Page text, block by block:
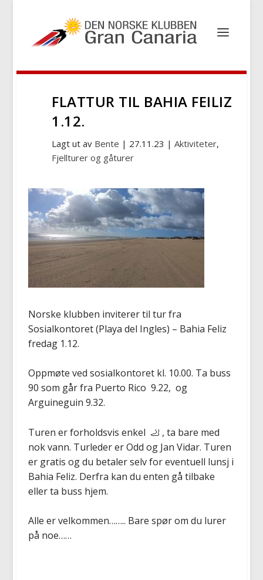
FLATTUR TIL BAHIA FEILIZ
1.12.
Lagt ut av Bente | 27.11.23 |Aktiviteter,
Fjellturer og gåturer
Norske klubben inviterer til tur fra
Sosialkontoret (Playa del Ingles) – Bahia Feliz
fredag 1.12.
Oppmøte ved sosialkontoret kl. 10.00. Ta buss
90 som går fra Puerto Rico 9.22, og
Arguineguin 9.32.
Turen er forholdsvis enkel 🦶 , ta bare med
nok vann. Turleder er Odd og Jan Vidar. Turen
er gratis og du betaler selv for eventuell lunsj i
Bahia Feliz. Derfra kan du enten gå tilbake
eller ta buss hjem.
Alle er velkommen…….. Bare spør om du lurer
på noe……